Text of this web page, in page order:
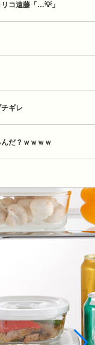
コ遠藤「…💡」
ギレ
だ？ｗｗｗｗ